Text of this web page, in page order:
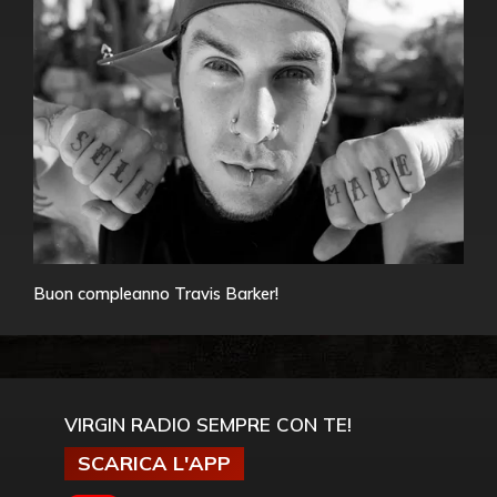
Buon compleanno Travis Barker!
VIRGIN RADIO SEMPRE CON TE!
SCARICA L'APP